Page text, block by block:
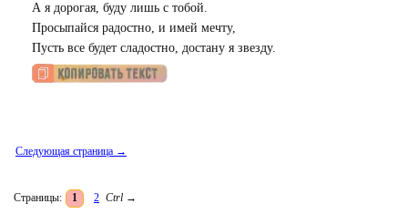
А я дорогая, буду лишь с тобой.
Просыпайся радостно, и имей мечту,
Пусть все будет сладостно, достану я звезду.
Следующая страница →
Страницы: 1 2 Ctrl →